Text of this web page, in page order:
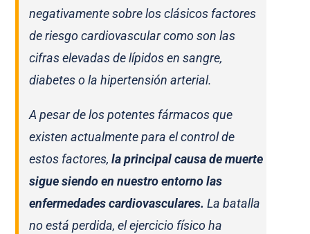
negativamente sobre los clásicos factores
de riesgo cardiovascular como son las
cifras elevadas de lípidos en sangre,
diabetes o la hipertensión arterial.
A pesar de los potentes fármacos que
existen actualmente para el control de
estos factores, la principal causa de muerte
sigue siendo en nuestro entorno las
enfermedades cardiovasculares. La batalla
no está perdida, el ejercicio físico ha